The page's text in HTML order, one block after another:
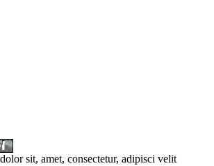
sit, amet, consectetur, adipisci velit